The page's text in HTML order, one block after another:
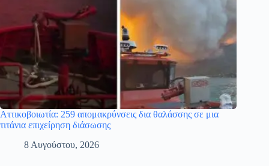
Αττικοβοιωτία: 259 απομακρύνσεις δια θαλάσσης σε μια
τιτάνια επιχείρηση διάσωσης
8 Αυγούστου, 2026